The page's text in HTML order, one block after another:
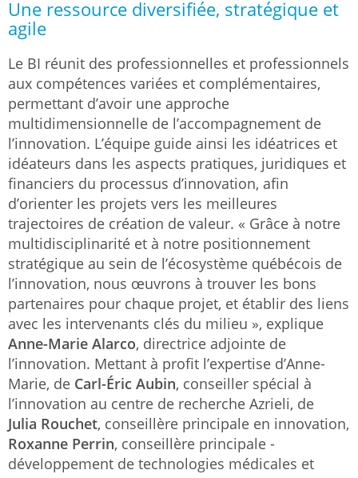
Une ressource diversifiée, stratégique et
agile
Le BI réunit des professionnelles et professionnels
aux compétences variées et complémentaires,
permettant d’avoir une approche
multidimensionnelle de l’accompagnement de
l’innovation. L’équipe guide ainsi les idéatrices et
idéateurs dans les aspects pratiques, juridiques et
financiers du processus d’innovation, afin
d’orienter les projets vers les meilleures
trajectoires de création de valeur. « Grâce à notre
multidisciplinarité et à notre positionnement
stratégique au sein de l’écosystème québécois de
l’innovation, nous œuvrons à trouver les bons
partenaires pour chaque projet, et établir des liens
avec les intervenants clés du milieu », explique
Anne-Marie Alarco, directrice adjointe de
l’innovation. Mettant à profit l’expertise d’Anne-
Marie, de Carl-Éric Aubin, conseiller spécial à
l’innovation au centre de recherche Azrieli, de
Julia Rouchet, conseillère principale en innovation,
Roxanne Perrin, conseillère principale -
développement de technologies médicales et